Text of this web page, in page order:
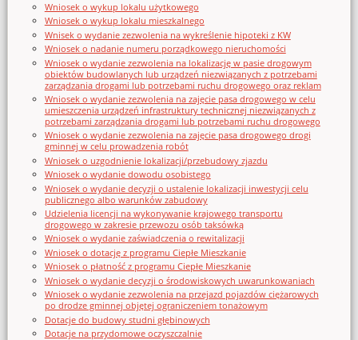
Wniosek o wykup lokalu użytkowego
Wniosek o wykup lokalu mieszkalnego
Wnisek o wydanie zezwolenia na wykreślenie hipoteki z KW
Wniosek o nadanie numeru porządkowego nieruchomości
Wniosek o wydanie zezwolenia na lokalizację w pasie drogowym
obiektów budowlanych lub urządzeń niezwiązanych z potrzebami
zarządzania drogami lub potrzebami ruchu drogowego oraz reklam
Wniosek o wydanie zezwolenia na zajęcie pasa drogowego w celu
umieszczenia urządzeń infrastruktury technicznej niezwiązanych z
potrzebami zarządzania drogami lub potrzebami ruchu drogowego
Wniosek o wydanie zezwolenia na zajęcie pasa drogowego drogi
gminnej w celu prowadzenia robót
Wniosek o uzgodnienie lokalizacji/przebudowy zjazdu
Wniosek o wydanie dowodu osobistego
Wniosek o wydanie decyzji o ustalenie lokalizacji inwestycji celu
publicznego albo warunków zabudowy
Udzielenia licencji na wykonywanie krajowego transportu
drogowego w zakresie przewozu osób taksówką
Wniosek o wydanie zaświadczenia o rewitalizacji
Wniosek o dotację z programu Ciepłe Mieszkanie
Wniosek o płatność z programu Ciepłe Mieszkanie
Wniosek o wydanie decyzji o środowiskowych uwarunkowaniach
Wniosek o wydanie zezwolenia na przejazd pojazdów ciężarowych
po drodze gminnej objętej ograniczeniem tonażowym
Dotacje do budowy studni głębinowych
Dotacje na przydomowe oczyszczalnie